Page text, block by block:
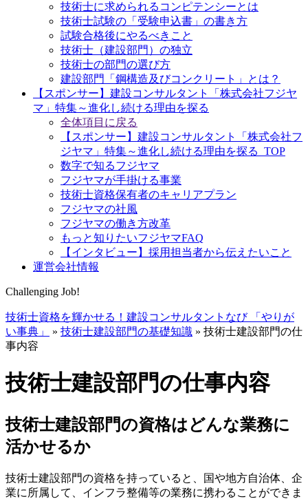
技術士に求められるコンピテンシーとは
技術士試験の「受験申込書」の書き方
試験合格後にやるべきこと
技術士（建設部門）の独立
技術士の部門の選び方
建設部門「鋼構造及びコンクリート」とは？
【スポンサー】建設コンサルタント「株式会社フジヤ
マ」特集～進化し続ける理由を探る
全体項目に戻る
【スポンサー】建設コンサルタント「株式会社フ
ジヤマ」特集～進化し続ける理由を探る_TOP
数字で知るフジヤマ
フジヤマが手掛ける事業
技術士資格保有者のキャリアプラン
フジヤマの社風
フジヤマの働き方改革
もっと知りたいフジヤマFAQ
【インタビュー】採用担当者から伝えたいこと
運営会社情報
Challenging Job!
技術士資格を輝かせる！建設コンサルタントなび 「やりが
い事典」
» 技術士建設部門の基礎知識 » 技術士建設部門の仕
事内容
技術士建設部門の仕事内容
技術士建設部門の資格はどんな業務に
活かせるか
技術士建設部門の資格を持っていると、国や地方自治体、企
業に所属して、インフラ整備等の業務に携わることができま